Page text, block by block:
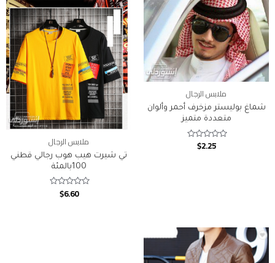
ملابس الرجال
شماغ بوليستر مزخرف أحمر وألوان
متعددة متميز
Rated
$2.25 ملابس الرجال
تي شيرت هيب هوب رجالي قطني
100بالمئة
Rated
$6.60